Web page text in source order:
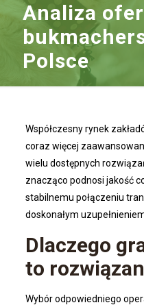
Analiza
Polsce
Współczesny rynek
coraz więcej
wielu dostępnych
znacząco podnosi jakość
stabilnemu połączeniu
doskonałym
Dlaczego
to
Wybór odpowiedniego